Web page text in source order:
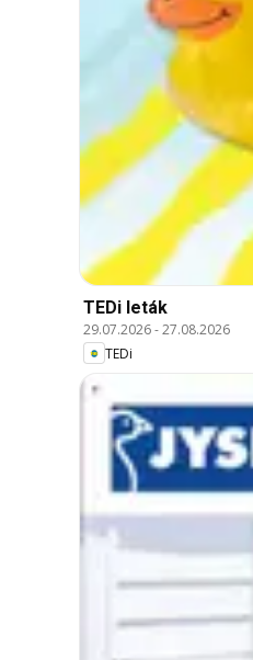
TEDi leták
29.07.2026-27.08.2026
TEDi